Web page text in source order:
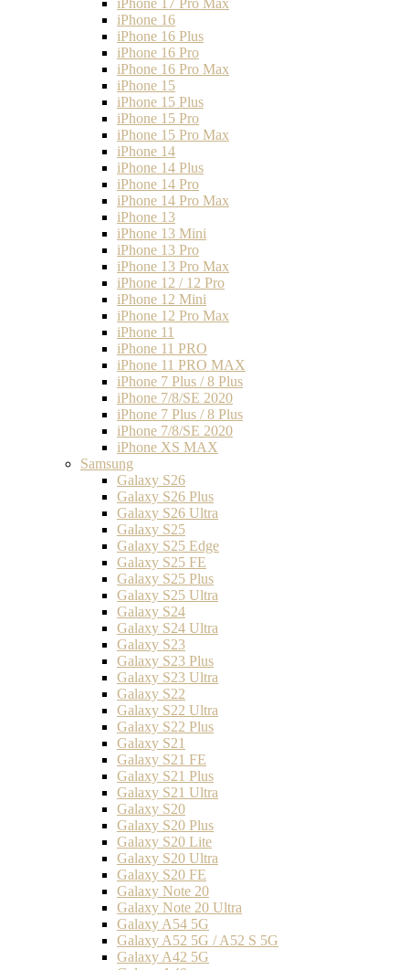
iPhone 17 Pro Max
iPhone 16
iPhone 16 Plus
iPhone 16 Pro
iPhone 16 Pro Max
iPhone 15
iPhone 15 Plus
iPhone 15 Pro
iPhone 15 Pro Max
iPhone 14
iPhone 14 Plus
iPhone 14 Pro
iPhone 14 Pro Max
iPhone 13
iPhone 13 Mini
iPhone 13 Pro
iPhone 13 Pro Max
iPhone 12 / 12 Pro
iPhone 12 Mini
iPhone 12 Pro Max
iPhone 11
iPhone 11 PRO
iPhone 11 PRO MAX
iPhone 7 Plus / 8 Plus
iPhone 7/8/SE 2020
iPhone 7 Plus / 8 Plus
iPhone 7/8/SE 2020
iPhone XS MAX
Samsung
Galaxy S26
Galaxy S26 Plus
Galaxy S26 Ultra
Galaxy S25
Galaxy S25 Edge
Galaxy S25 FE
Galaxy S25 Plus
Galaxy S25 Ultra
Galaxy S24
Galaxy S24 Ultra
Galaxy S23
Galaxy S23 Plus
Galaxy S23 Ultra
Galaxy S22
Galaxy S22 Ultra
Galaxy S22 Plus
Galaxy S21
Galaxy S21 FE
Galaxy S21 Plus
Galaxy S21 Ultra
Galaxy S20
Galaxy S20 Plus
Galaxy S20 Lite
Galaxy S20 Ultra
Galaxy S20 FE
Galaxy Note 20
Galaxy Note 20 Ultra
Galaxy A54 5G
Galaxy A52 5G / A52 S 5G
Galaxy A42 5G